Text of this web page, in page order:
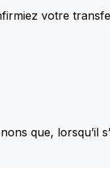
votre
que, lorsqu’il